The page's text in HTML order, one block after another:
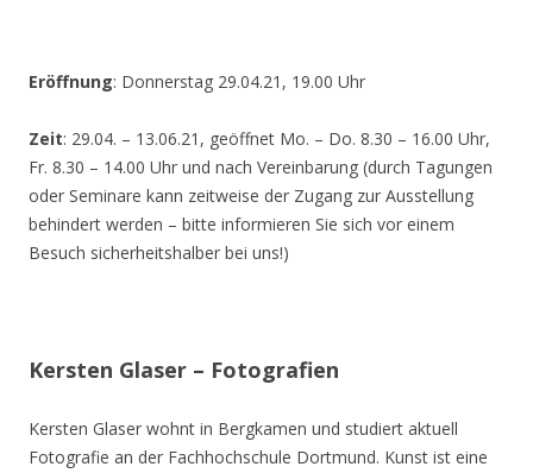
Eröffnung: Donnerstag 29.04.21, 19.00 Uhr
Zeit: 29.04. – 13.06.21, geöffnet Mo. – Do. 8.30 – 16.00 Uhr,
Fr. 8.30 – 14.00 Uhr und nach Vereinbarung (durch Tagungen
oder Seminare kann zeitweise der Zugang zur Ausstellung
behindert werden – bitte informieren Sie sich vor einem
Besuch sicherheitshalber bei uns!)
Kersten Glaser – Fotografien
Kersten Glaser wohnt in Bergkamen und studiert aktuell
Fotografie an der Fachhochschule Dortmund. Kunst ist eine